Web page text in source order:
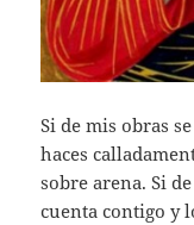
Si de mis obras
haces
sobre arena. Si
cuenta contigo y